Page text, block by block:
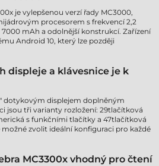
je vylepšenou verzí řady MC3000,
procesorem s frekvencí 2,2
mAh a odolnější konstrukcí. Zařízení
Android 10, který lze později
displeje a klávesnice je k
dotykovým displejem doplněným
jsou tři varianty rozložení: 29tlačítková
s funkčními tlačítky a 47tlačítková
zvolit ideální konfiguraci pro každé
MC3300x vhodný pro čtení